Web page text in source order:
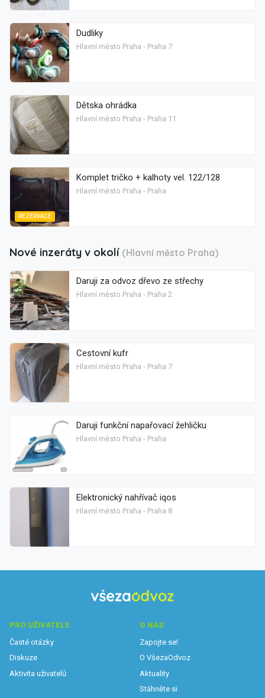
Dudliky
Hlavní město Praha - Praha 7
Dětska ohrádka
Hlavní město Praha - Praha 11
REZERVACE
Komplet tričko + kalhoty vel. 122/128
Hlavní město Praha - Praha
Nové inzeráty v okolí (Hlavní město Praha)
Daruji za odvoz dřevo ze střechy
Hlavní město Praha - Praha 2
Cestovní kufr
Hlavní město Praha - Praha 7
Daruji funkční napařovací žehličku
Hlavní město Praha - Praha
Elektronický nahřívač iqos
Hlavní město Praha - Praha 8
PRO UŽIVATELE
Časté otázky
Diskuze
Aktivita uživatelů
O NÁS
Zapojte se!
O VšezaOdvoz
Aktuality
Stáhněte si